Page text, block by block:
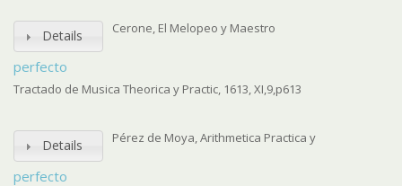
Details
perfecto
Cerone, El Melopeo y Maestro
Tractado de Musica Theorica y Practic, 1613, XI,9,p613
Details
perfecto
Pérez de Moya, Arithmetica Practica y